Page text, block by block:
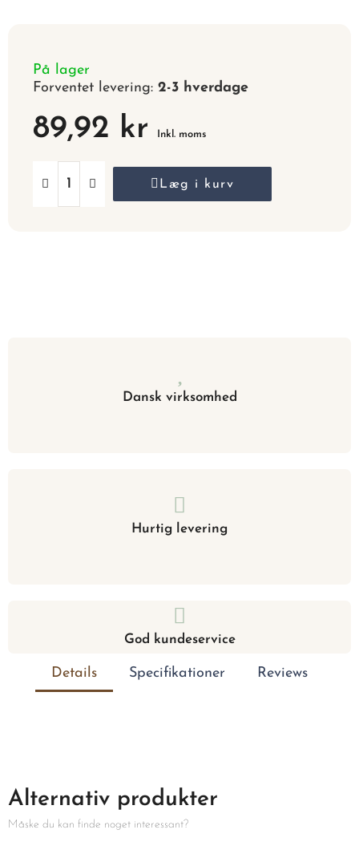
På lager
Forventet levering: 2-3 hverdage
89,92 kr Inkl. moms
Læg i kurv
Dansk virksomhed
Hurtig levering
God kundeservice
Details Specifikationer Reviews
Alternativ produkter
Måske du kan finde noget interessant?